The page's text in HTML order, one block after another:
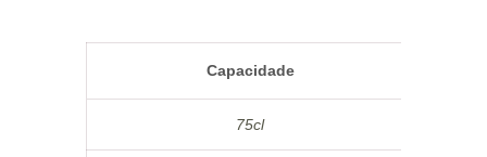
Capacidade
75cl